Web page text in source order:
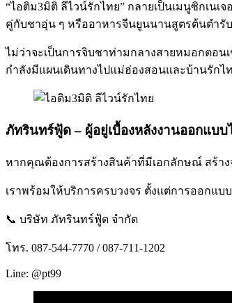
“ไอติม3มิติ ลีไวน์รักไทย” กลายเป็นเมนูซิกเน
คู่กับชาอุ่น ๆ หรืออาหารจีนยูนนานสูตรต้นตำรับ
ไม่ว่าจะเป็นการจิบชาท่ามกลางสายหมอกตอ
กำลังมีแผนเดินทางไปแม่ฮ่องสอนและบ้านรัก
ภัทรินทร์ฟู้ด – ผู้อยู่เบื้องหลังงานออกแบ
หากคุณต้องการสร้างสินค้าที่มีเอกลักษณ์ สร้า
เราพร้อมให้บริการครบวงจร ตั้งแต่การออกแ
📞 บริษัท ภัทรินทร์ฟู้ด จำกัด
โทร. 087-544-7770 / 087-711-1202
Line: @pt99